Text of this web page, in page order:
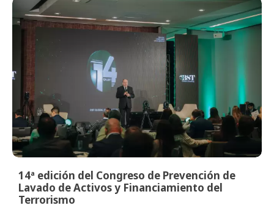
14ª edición del Congreso de Prevención de
Lavado de Activos y Financiamiento del
Terrorismo